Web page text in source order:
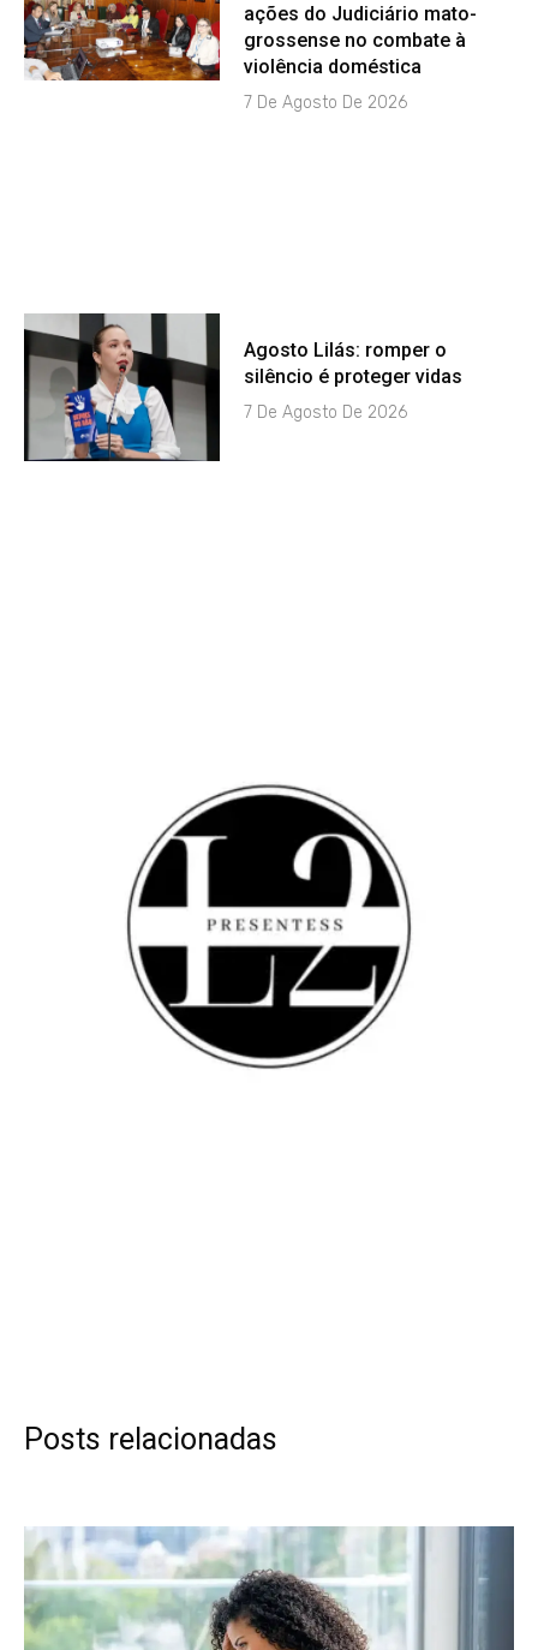
ações do Judiciário mato-
grossense no combate à
violência doméstica
7 De Agosto De 2026
Agosto Lilás: romper o
silêncio é proteger vidas
7 De Agosto De 2026
Posts relacionadas